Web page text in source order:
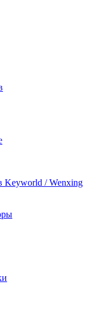
Keyworld / Wenxing